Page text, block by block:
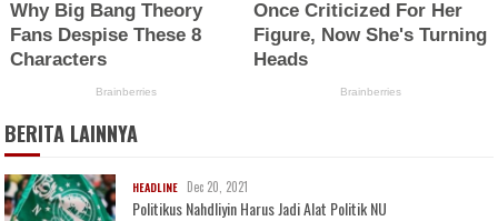
BERITA LAINNYA
HEADLINE Dec 20, 2021
Politikus Nahdliyin Harus Jadi Alat Politik NU